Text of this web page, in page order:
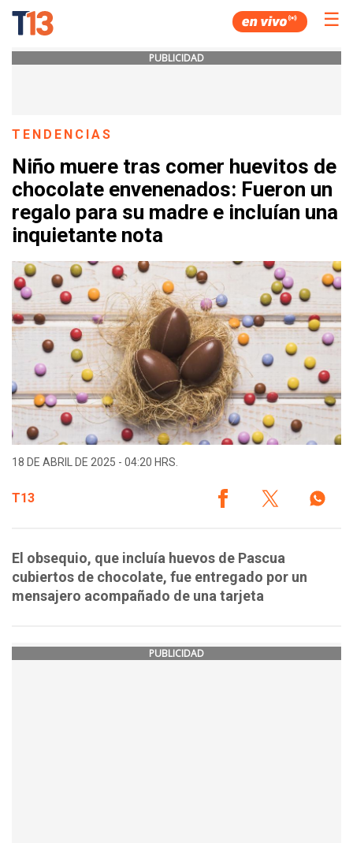
☰
PUBLICIDAD
TENDENCIAS
Niño muere tras comer huevitos de
chocolate envenenados: Fueron un
regalo para su madre e incluían una
inquietante nota
18 DE ABRIL DE 2025 - 04:20 HRS.
T13
El obsequio, que incluía huevos de Pascua
cubiertos de chocolate, fue entregado por un
mensajero acompañado de una tarjeta
PUBLICIDAD